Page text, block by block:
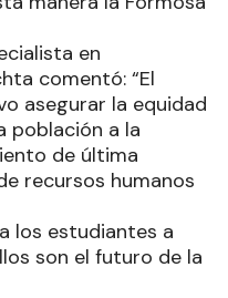
en
comentó: “El
asegurar la equidad
población a la
de última
recursos humanos
los estudiantes a
son el futuro de la